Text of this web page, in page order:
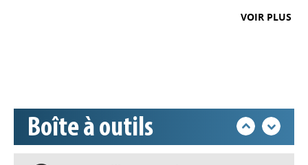
VOIR PLUS
Boîte à outils
Base documentaire